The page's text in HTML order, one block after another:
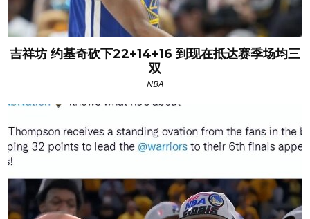
吉祥坊 约基奇砍下22+14+16 到现在抵达赛季场均三
双
NBA